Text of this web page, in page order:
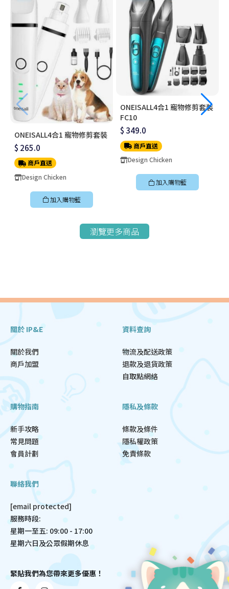
ONEISALL4合1 寵物修剪套裝
$ 265.0
商戶直送
Design Chicken
加入購物籃
ONEISALL4合1 寵物修剪套裝
FC10
$ 349.0
商戶直送
Design Chicken
加入購物籃
瀏覽更多商品
關於 IP&E
關於我們
商戶加盟
資料查詢
物流及配送政策
退款及退貨政策
自取點網絡
購物指南
新手攻略
常見問題
會員計劃
隱私及條款
條款及條件
隱私權政策
免責條款
聯絡我們
[email protected]
服務時段:
星期一至五: 09:00 - 17:00
星期六日及公眾假期休息
緊貼我們為您帶來更多優惠！